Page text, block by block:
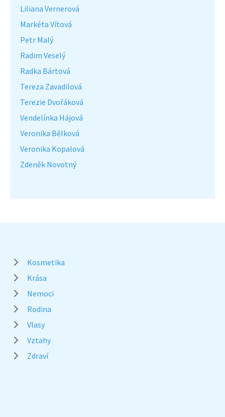
Liliana Vernerová
Markéta Vítová
Petr Malý
Radim Veselý
Radka Bártová
Tereza Zavadilová
Terezie Dvořáková
Vendelínka Hájová
Veronika Bělková
Veronika Kopalová
Zdeněk Novotný
Kosmetika
Krása
Nemoci
Rodina
Vlasy
Vztahy
Zdraví